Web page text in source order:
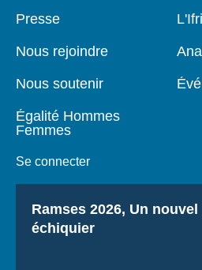
Pied
Presse
Nous rejoindre
Nous soutenir
Égalité Hommes
Femmes
Se connecter
L'Ifri
Titre
Ramses 2026, Un nouvel
échiquier